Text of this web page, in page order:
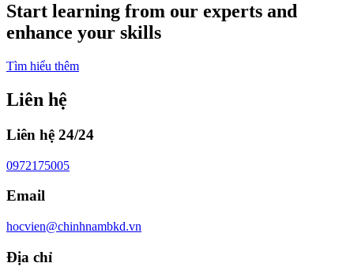
Start learning from our experts and
enhance your skills
Tìm hiểu thêm
Liên hệ
Liên hệ 24/24
0972175005
Email
hocvien@chinhnambkd.vn
Địa chỉ